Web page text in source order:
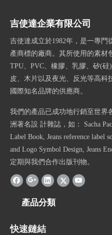
吉使達企業有限公司
吉使達成立於1982年，是一專門
產商標的廠商。其所使用的素材
TPU、PVC、橡膠、乳膠、矽(硅
皮、木片以及夜光、反光等高科
國際知名品牌的供應商。
我們的產品已成功地行銷至世界
洲著名設 計雜誌，如： Sacha
Label Book, Jeans reference label
and Logo Symbol Design, Jeans
定期與我們合作出版刊物。
產品分類
快速鏈結